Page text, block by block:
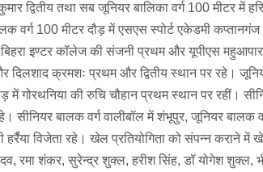
द्वितीय तथा सब जूनियर बालिका वर्ग 100 मीटर में
वर्ग 100 मीटर दौड़ में एसएस स्पोर्ट एकेडमी
इण्टर कॉलेज की संजनी प्रथम और यूपीएस महुआपार
दिलशाद क्रमशः प्रथम और द्वितीय स्थान पर रहे।
में गोरथनिया की रुचि चौहान प्रथम स्थान पर रहीं।
सीनियर बालक वर्ग वालीबॉल में शंभूपुर, जूनियर बालक
विजेता रहे। खेल प्रतियोगिता को संपन्न कराने
रमा शंकर, सुरेन्द्र शुक्ल, हरीश सिंह, डॉ योगेश शुक्ल,